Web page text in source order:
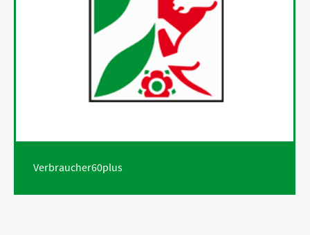
Verbraucher60plus